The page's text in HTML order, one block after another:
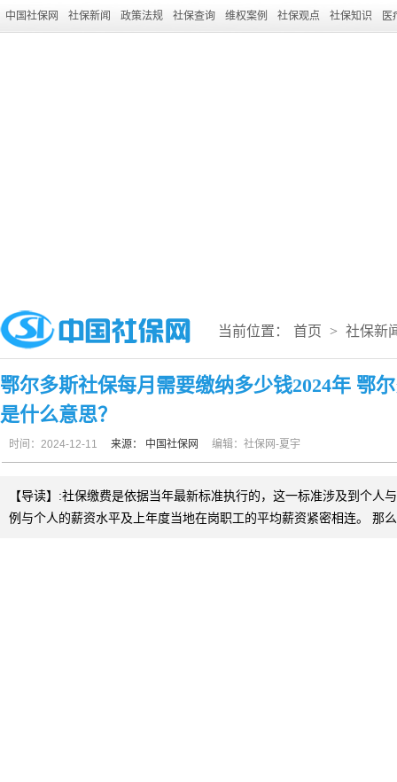
中国社保网 社保新闻 政策法规 社保查询 维权案例 社保观点 社保知识 医
当前位置： 首页 > 社保新
鄂尔多斯社保每月需要缴纳多少钱2024年 鄂
是什么意思？
时间：2024-12-11 来源： 中国社保网 编辑：社保网-夏宇
【导读】:社保缴费是依据当年最新标准执行的，这一标准涉及到个人
例与个人的薪资水平及上年度当地在岗职工的平均薪资紧密相连。 那